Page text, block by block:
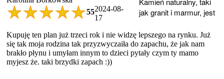
552024-08-
17
Kupuję ten plan już trzeci rok i nie widzę lepszego na rynku. Już
się tak moja rodzina tak przyzwyczaiła do zapachu, że jak nam
brakło płynu i umyłam innym to dzieci pytały czym ty mamo
myjesz że. taki brzydki zapach :))
jak granit i marmur, jest